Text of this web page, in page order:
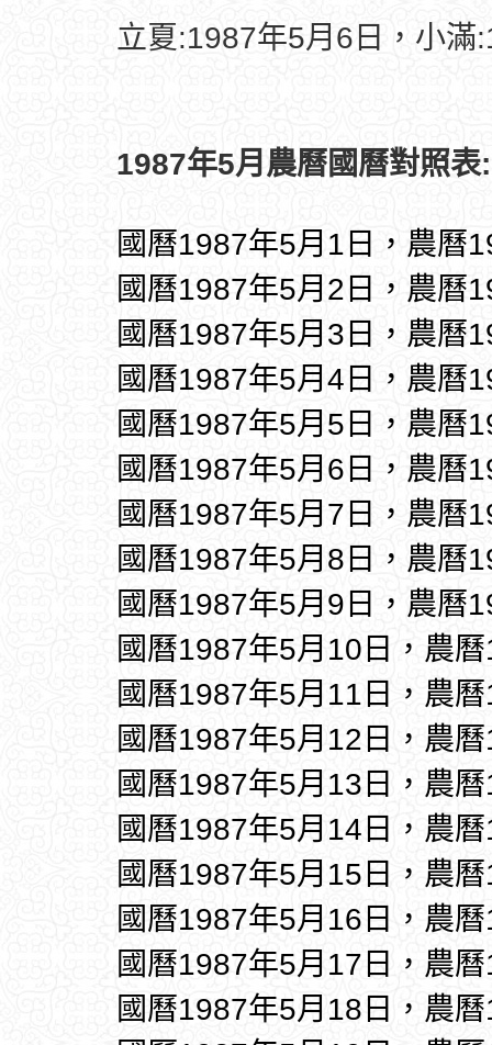
立夏:1987年5月6日，小滿
1987年5月農曆國曆對照表:
國曆1987年5月1日，農曆
國曆1987年5月2日，農曆
國曆1987年5月3日，農曆
國曆1987年5月4日，農曆
國曆1987年5月5日，農曆
國曆1987年5月6日，農曆
國曆1987年5月7日，農曆
國曆1987年5月8日，農曆
國曆1987年5月9日，農曆
國曆1987年5月10日，農
國曆1987年5月11日，農
國曆1987年5月12日，農
國曆1987年5月13日，農
國曆1987年5月14日，農
國曆1987年5月15日，農
國曆1987年5月16日，農
國曆1987年5月17日，農
國曆1987年5月18日，農